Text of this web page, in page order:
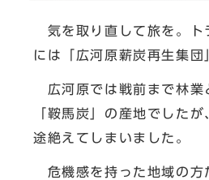
気を取り直して旅を。ト
には「広河原薪炭再生集団
広河原では戦前まで林業
「鞍馬炭」の産地でした
途絶えてしまいました。
危機感を持った地域の